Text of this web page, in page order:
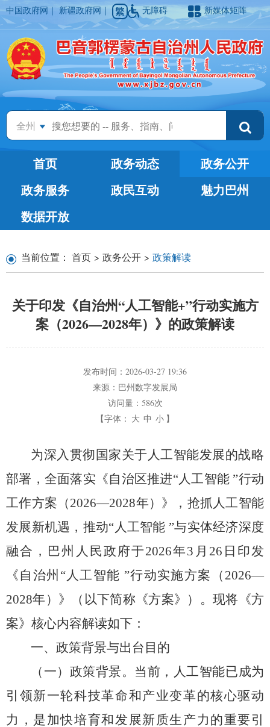
中国政府网 ｜新疆政府网 ｜ 无障碍 新媒体矩阵
全州
首页 政务动态
政务公开
政务服务
政民互动
魅力巴州
数据开放
当前位置： 首页 > 政务公开 > 政策解读
关于印发《自治州“人工智能+”行动实施方
案（2026—2028年）》的政策解读
发布时间： 2026-03-27 19:36
来源： 巴州数字发展局
访问量： 586次
【字体： 大 中 小 】
为深入贯彻国家关于人工智能发展的战略
部署， 全面落实《自治区推进“人工智能 ”行动
工作方案（2026—2028年）》，抢抓人工智能
发展新机遇，推动“ 人工智能 ”与实体经济深度
融合，巴州人民政府于2026年3 月 26 日印发
《 自治州 “人工智能 ”行动实施方案（ 2026—
2028年）》（以下简称《方案》）。现将《方
案》核心内容解读如下：
一、政策背景与出台目的
（一）政策背景。 当前，
人工智能已成为
引领新一轮科技革命和产业变革的核心驱动
力， 是加快培育和发展新质生产力的重要引